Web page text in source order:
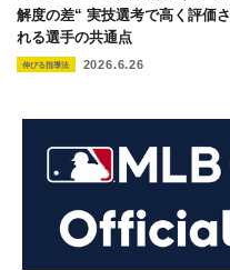
解度の差“ 実技選考で高く評価さ
れる選手の共通点
伸びる指導法 2026.6.26